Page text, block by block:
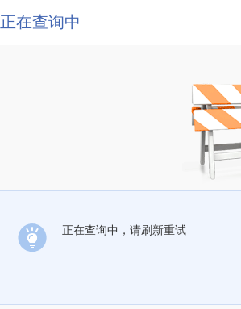
正在查询中
正在查询中，请刷新重试